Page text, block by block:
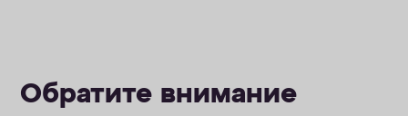
ДЛЯ БИЗНЕСА
Обратите внимание